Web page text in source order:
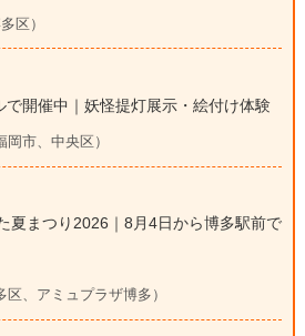
区）
で開催中｜妖怪提灯展示・絵付け体験
市、中央区）
夏まつり2026｜8月4日から博多駅前で
、アミュプラザ博多）